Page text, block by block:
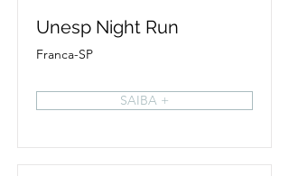
Unesp Night Run
Franca-SP
SAIBA +